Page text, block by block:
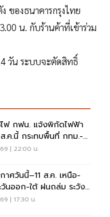
ของธนาคารกรุงไทย
น. กับร้านค้าที่เข้าร่วม
วัน ระบบจะตัดสิทธิ์
ไฟ กฟน. แจ้งพิกัดไฟฟ้า
.ค.นี้ กระทบพื้นที่ กทม.-
ทรปราการ
| 22:00 น.
าศวันนี้–11 ส.ค. เหนือ-
นออก-ใต้ ฝนถล่ม ระวัง
วมขัง
| 17:30 น.